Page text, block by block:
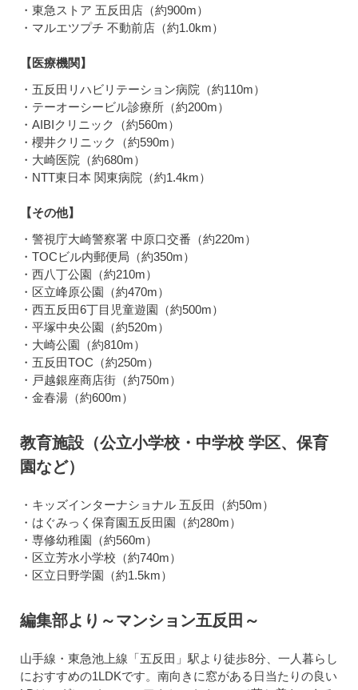
・東急ストア 五反田店（約900m）
・マルエツプチ 不動前店（約1.0km）
【医療機関】
・五反田リハビリテーション病院（約110m）
・テーオーシービル診療所（約200m）
・AIBIクリニック（約560m）
・櫻井クリニック（約590m）
・大崎医院（約680m）
・NTT東日本 関東病院（約1.4km）
【その他】
・警視庁大崎警察署 中原口交番（約220m）
・TOCビル内郵便局（約350m）
・西八丁公園（約210m）
・区立峰原公園（約470m）
・西五反田6丁目児童遊園（約500m）
・平塚中央公園（約520m）
・大崎公園（約810m）
・五反田TOC（約250m）
・戸越銀座商店街（約750m）
・金春湯（約600m）
教育施設（公立小学校・中学校 学区、保育
園など）
・キッズインターナショナル 五反田（約50m）
・はぐみっく保育園五反田園（約280m）
・専修幼稚園（約560m）
・区立芳水小学校（約740m）
・区立日野学園（約1.5km）
編集部より～マンション五反田～
山手線・東急池上線「五反田」駅より徒歩8分、一人暮らし
におすすめの1LDKです。南向きに窓がある日当たりの良い